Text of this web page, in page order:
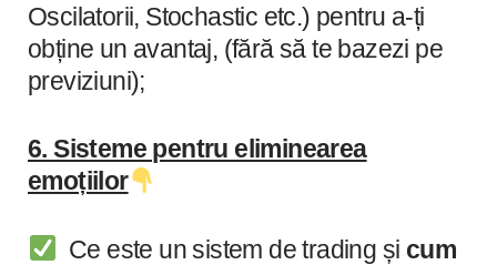
Oscilatorii, Stochastic etc.) pentru a-ți
obține un avantaj, (fără să te bazezi pe
previziuni);
6. Sisteme pentru eliminearea
emoțiilor
Ce este un sistem de trading și cum